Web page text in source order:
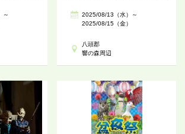
～
2025/08/13（水）～
2025/08/15（金）
八頭郡
響の森周辺